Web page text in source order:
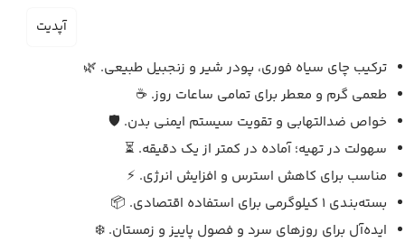
آپدیت
ترکیب چای سیاه فوری، پودر شیر و زنجبیل طبیعی. 🌿
طعمی گرم و معطر برای تمامی ساعات روز. ☕
خواص ضدالتهابی و تقویت سیستم ایمنی بدن. 🛡️
سهولت در تهیه؛ آماده در کمتر از یک دقیقه. ⏳
مناسب برای کاهش استرس و افزایش انرژی. ⚡
بسته‌بندی 1 کیلوگرمی برای استفاده اقتصادی. 📦
ایده‌آل برای روزهای سرد و فصول پاییز و زمستان. ❄️